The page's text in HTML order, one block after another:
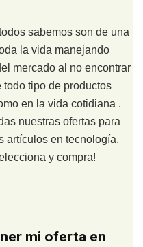
sabemos son de una
la vida manejando
mercado al no encontrar
todo tipo de productos
en la vida cotidiana .
nuestras ofertas para
artículos en tecnología,
y compra!
mi oferta en